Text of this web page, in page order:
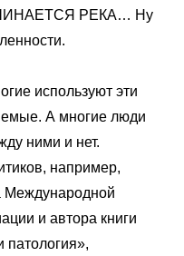
РЕКА… Ну
используют эти
А многие люди
ними и нет.
например,
Международной
и автора книги